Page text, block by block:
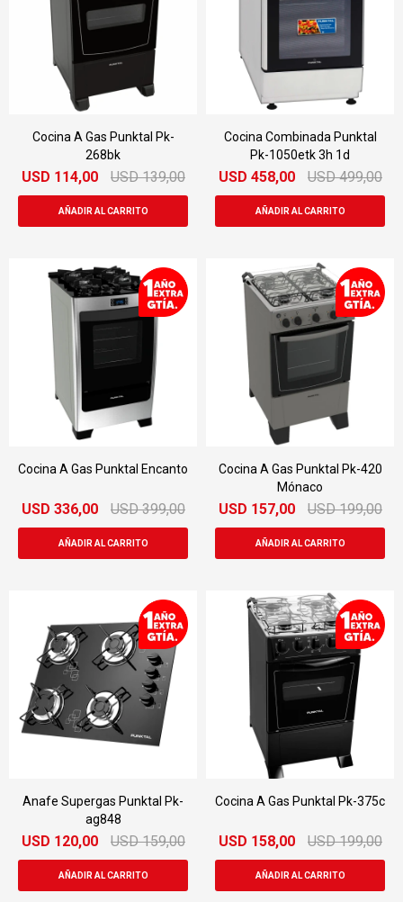
Cocina A Gas Punktal Pk-
268bk
USD 114,00 USD 139,00
Cocina Combinada Punktal
Pk-1050etk 3h 1d
USD 458,00 USD 499,00
Cocina A Gas Punktal Encanto
USD 336,00 USD 399,00
Cocina A Gas Punktal Pk-420
Mónaco
USD 157,00 USD 199,00
Anafe Supergas Punktal Pk-
ag848
USD 120,00 USD 159,00
Cocina A Gas Punktal Pk-375c
USD 158,00 USD 199,00